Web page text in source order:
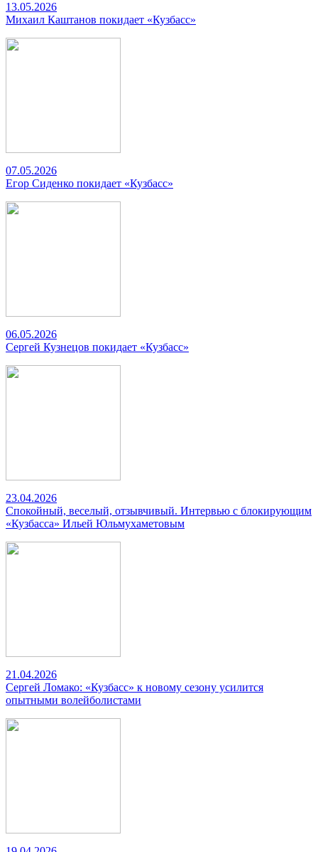
13.05.2026
Михаил Каштанов покидает «Кузбасс»
07.05.2026
Егор Сиденко покидает «Кузбасс»
06.05.2026
Сергей Кузнецов покидает «Кузбасс»
23.04.2026
Спокойный, веселый, отзывчивый. Интервью с блокирующим
«Кузбасса» Ильей Юльмухаметовым
21.04.2026
Сергей Ломако: «Кузбасс» к новому сезону усилится
опытными волейболистами